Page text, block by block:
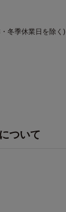
冬季休業日を除く)
ついて